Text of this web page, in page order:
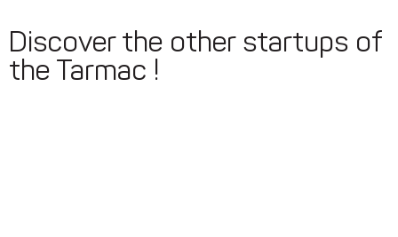
Discover the other startups of
the Tarmac !